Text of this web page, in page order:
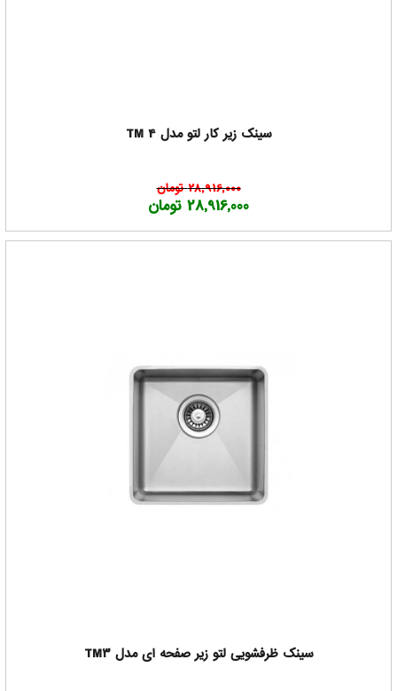
سینک زیر کار لتو مدل TM 4
28,916,000 تومان
28,916,000 تومان
سینک ظرفشویی لتو زیر صفحه ای مدل TM3